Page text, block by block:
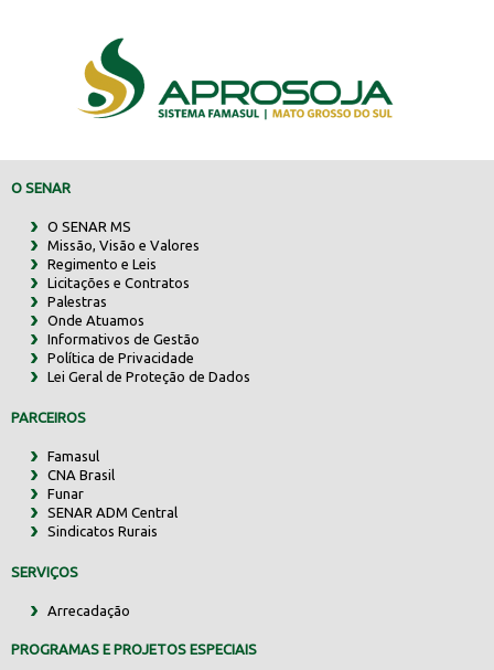
O SENAR
O SENAR MS
Missão, Visão e Valores
Regimento e Leis
Licitações e Contratos
Palestras
Onde Atuamos
Informativos de Gestão
Política de Privacidade
Lei Geral de Proteção de Dados
PARCEIROS
Famasul
CNA Brasil
Funar
SENAR ADM Central
Sindicatos Rurais
SERVIÇOS
Arrecadação
PROGRAMAS E PROJETOS ESPECIAIS